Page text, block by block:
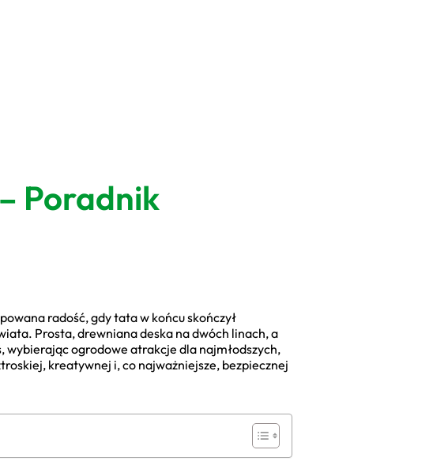
Poradnik
radość, gdy tata w końcu skończył
Prosta, drewniana deska na dwóch linach, a
wybierając ogrodowe atrakcje dla najmłodszych,
kreatywnej i, co najważniejsze, bezpiecznej